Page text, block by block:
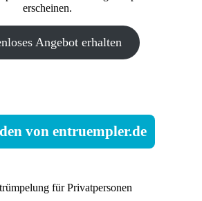
erscheinen.
Angebot erhalten
von entruempler.de